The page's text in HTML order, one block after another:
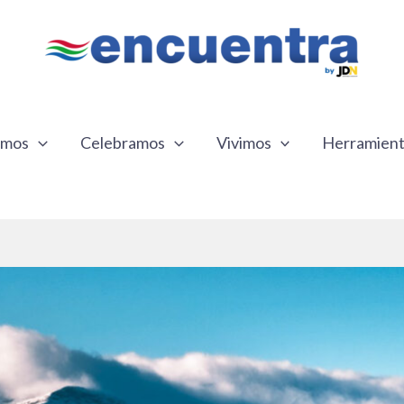
Celebramos Vivimos